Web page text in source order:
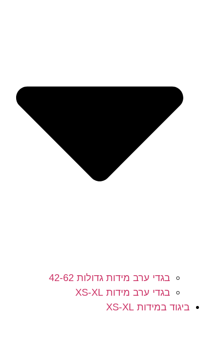
בגדי ערב מידות גדולות 42-62
בגדי ערב מידות XS-XL
ביגוד במידות XS-XL